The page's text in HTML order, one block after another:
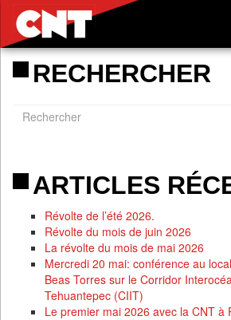
RECHERCHER
ARTICLES
Révolte de l’été 2026.
Révolte du mois de juin 2026
La révolte du mois de mai 2026
Mercredi 20 mai: conférence au
Beas Torres sur le Corridor
Tehuantepec (CIIT)
Le premier mai 2026 avec la CNT à